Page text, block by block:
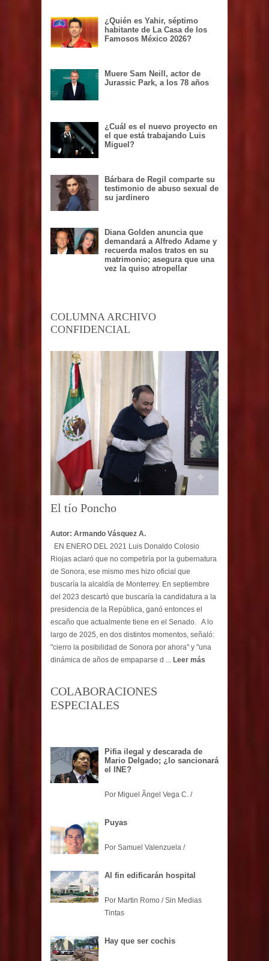
¿Quién es Yahir, séptimo
habitante de La Casa de los
Famosos México 2026?
Muere Sam Neill, actor de
Jurassic Park, a los 78 años
¿Cuál es el nuevo proyecto en
el que está trabajando Luis
Miguel?
Bárbara de Regil comparte su
testimonio de abuso sexual de
su jardinero
Diana Golden anuncia que
demandará a Alfredo Adame y
recuerda malos tratos en su
matrimonio; asegura que una
vez la quiso atropellar
COLUMNA ARCHIVO
CONFIDENCIAL
El tío Poncho
Autor: Armando Vásquez A.
EN ENERO DEL 2021 Luis Donaldo Colosio
Riojas aclaró que no competiría por la gubernatura
de Sonora, ese mismo mes hizo oficial que
buscaría la alcaldía de Monterrey. En septiembre
del 2023 descartó que buscaría la candidatura a la
presidencia de la República, ganó entonces el
escaño que actualmente tiene en el Senado. A lo
largo de 2025, en dos distintos momentos, señaló:
"cierro la posibilidad de Sonora por ahora" y "una
dinámica de años de empaparse d ... Leer más
COLABORACIONES
ESPECIALES
Pifia ilegal y descarada de
Mario Delgado; ¿lo sancionará
el INE?
Por Miguel Ãngel Vega C. /
Puyas
Por Samuel Valenzuela /
Al fin edificarán hospital
Por Martin Romo / Sin Medias
Tintas
Hay que ser cochis